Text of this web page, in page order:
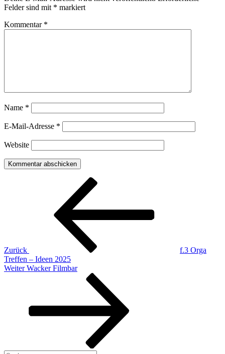
Felder sind mit * markiert
Kommentar *
Name *
E-Mail-Adresse *
Website
Beitragsnavigation
Zurück
f.3 Orga
Treffen – Ideen 2025
Nächster
Weiter Wacker Filmbar